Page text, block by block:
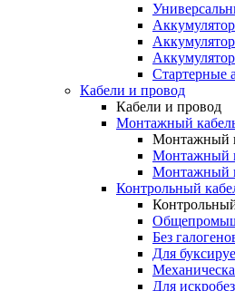
Стартерные
Кабели и провод
Кабели и провод
Монтажный
Монтажный
Монтажный
Монтажный
Контрольный
Без
Для
Для